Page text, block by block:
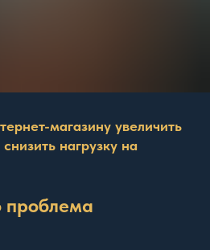
магазину увеличить
нагрузку на
проблема